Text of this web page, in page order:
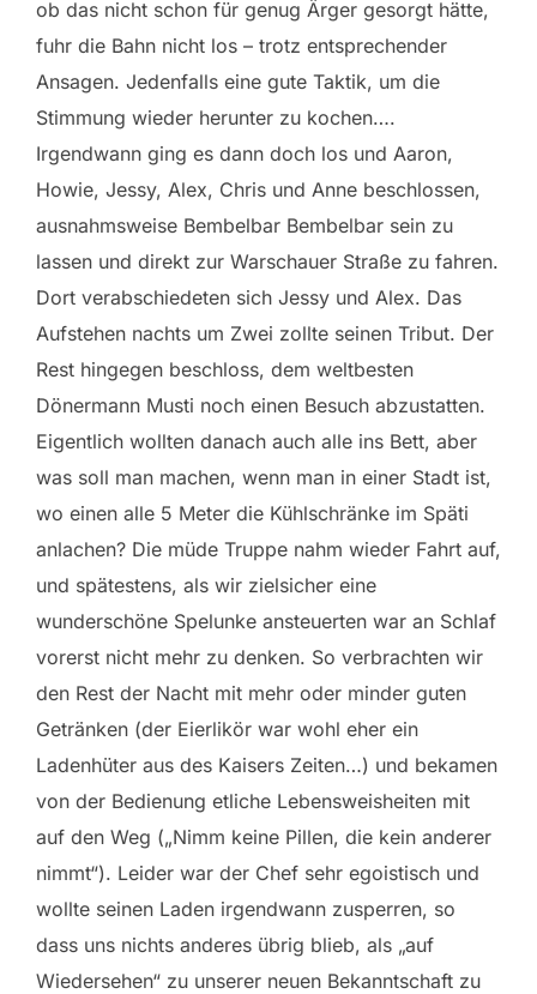
ob das nicht schon für genug Ärger gesorgt hätte,
fuhr die Bahn nicht los – trotz entsprechender
Ansagen. Jedenfalls eine gute Taktik, um die
Stimmung wieder herunter zu kochen….
Irgendwann ging es dann doch los und Aaron,
Howie, Jessy, Alex, Chris und Anne beschlossen,
ausnahmsweise Bembelbar Bembelbar sein zu
lassen und direkt zur Warschauer Straße zu fahren.
Dort verabschiedeten sich Jessy und Alex. Das
Aufstehen nachts um Zwei zollte seinen Tribut. Der
Rest hingegen beschloss, dem weltbesten
Dönermann Musti noch einen Besuch abzustatten.
Eigentlich wollten danach auch alle ins Bett, aber
was soll man machen, wenn man in einer Stadt ist,
wo einen alle 5 Meter die Kühlschränke im Späti
anlachen? Die müde Truppe nahm wieder Fahrt auf,
und spätestens, als wir zielsicher eine
wunderschöne Spelunke ansteuerten war an Schlaf
vorerst nicht mehr zu denken. So verbrachten wir
den Rest der Nacht mit mehr oder minder guten
Getränken (der Eierlikör war wohl eher ein
Ladenhüter aus des Kaisers Zeiten…) und bekamen
von der Bedienung etliche Lebensweisheiten mit
auf den Weg („Nimm keine Pillen, die kein anderer
nimmt“). Leider war der Chef sehr egoistisch und
wollte seinen Laden irgendwann zusperren, so
dass uns nichts anderes übrig blieb, als „auf
Wiedersehen“ zu unserer neuen Bekanntschaft zu